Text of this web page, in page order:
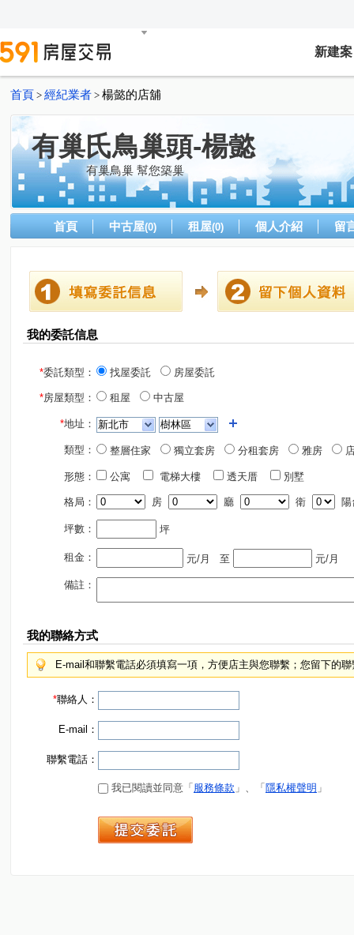
新建案
首頁 > 經紀業者 > 楊懿的店舖
有巢氏鳥巢頭-楊懿
有巢鳥巢 幫您築巢
首頁 中古屋(0) 租屋(0) 個人介紹 留
我的委託信息
*委託類型： 找屋委託 房屋委託
*房屋類型： 租屋 中古屋
*地址：
類型： 整層住家 獨立套房 分租套房 雅房
形態： 公寓 電梯大樓 透天厝 別墅
格局： 房 廳 衛 陽
坪數： 坪
租金： 元/月 至 元/月
備註：
我的聯絡方式
E-mail和聯繫電話必須填寫一項，方便店主與您聯繫；您留下的
*聯絡人：
E-mail：
聯繫電話：
我已閱讀並同意「 服務條款 」、「 隱私權聲明 」